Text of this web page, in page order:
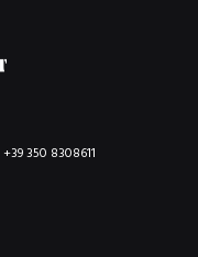
+39 350 8308611